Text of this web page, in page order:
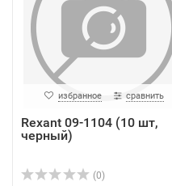
избранное сравнить
Rexant 09-1104 (10 шт,
черный)
(0)